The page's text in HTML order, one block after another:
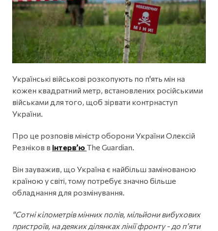
Українські військові розкопують по п'ять мін на
кожен квадратний метр, встановлених російськими
військами для того, щоб зірвати контрнаступ
України.
Про це розповів міністр оборони України Олексій
Резніков в інтерв’ю The Guardian.
Він зауважив, що Україна є найбільш замінованою
країною у світі, тому потребує значно більше
обладнання для розмінування.
"Сотні кілометрів мінних полів, мільйони вибухових
пристроїв, на деяких ділянках лінії фронту - до п’яти